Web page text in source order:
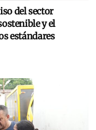
del sector
y el
estándares